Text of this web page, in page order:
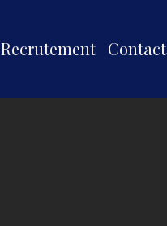
Recrutement Contact